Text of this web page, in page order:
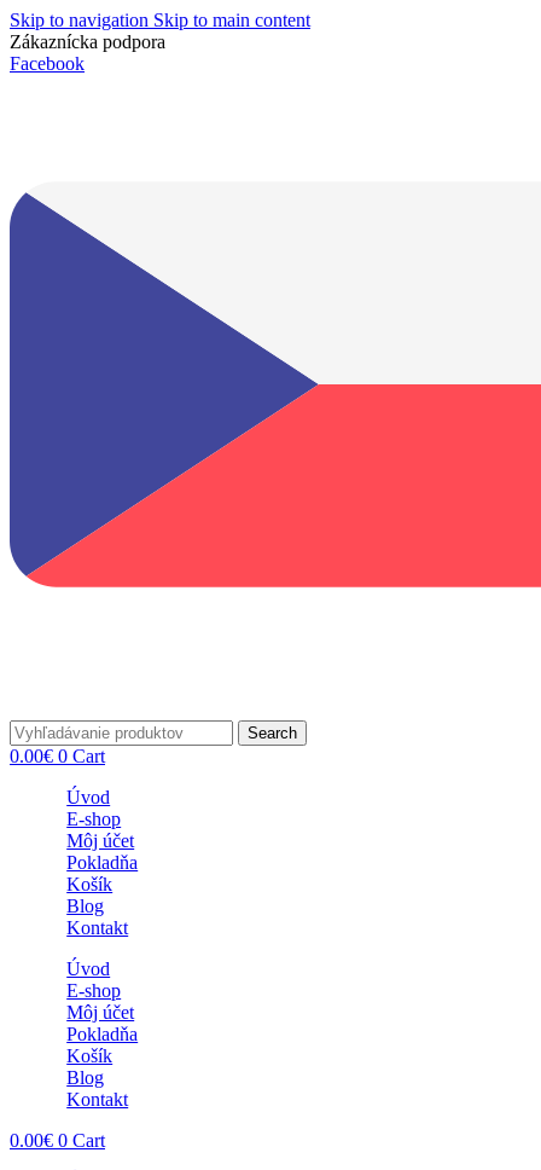
Skip to navigation Skip to main content
Zákaznícka podpora
Facebook
Search
0.00€ 0 Cart
Úvod
E-shop
Môj účet
Pokladňa
Košík
Blog
Kontakt
Úvod
E-shop
Môj účet
Pokladňa
Košík
Blog
Kontakt
0.00€ 0 Cart